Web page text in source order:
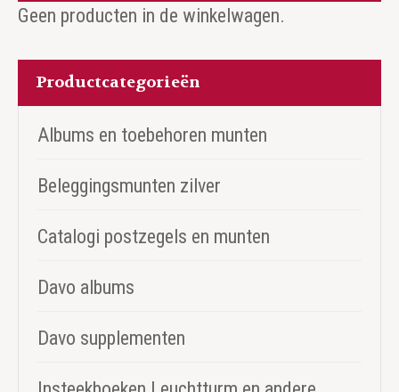
Geen producten in de winkelwagen.
Productcategorieën
Albums en toebehoren munten
Beleggingsmunten zilver
Catalogi postzegels en munten
Davo albums
Davo supplementen